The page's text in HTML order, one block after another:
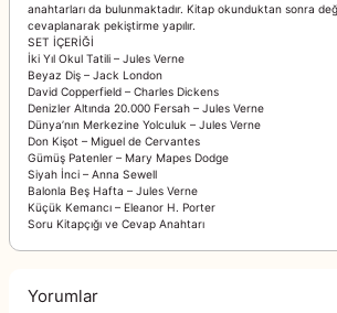
anahtarları da bulunmaktadır. Kitap okunduktan sonra
cevaplanarak pekiştirme yapılır.
SET İÇERİĞİ
İki Yıl Okul Tatili – Jules Verne
Beyaz Diş – Jack London
David Copperfield – Charles Dickens
Denizler Altında 20.000 Fersah – Jules Verne
Dünya’nın Merkezine Yolculuk – Jules Verne
Don Kişot – Miguel de Cervantes
Gümüş Patenler – Mary Mapes Dodge
Siyah İnci – Anna Sewell
Balonla Beş Hafta – Jules Verne
Küçük Kemancı – Eleanor H. Porter
Soru Kitapçığı ve Cevap Anahtarı
Yorumlar